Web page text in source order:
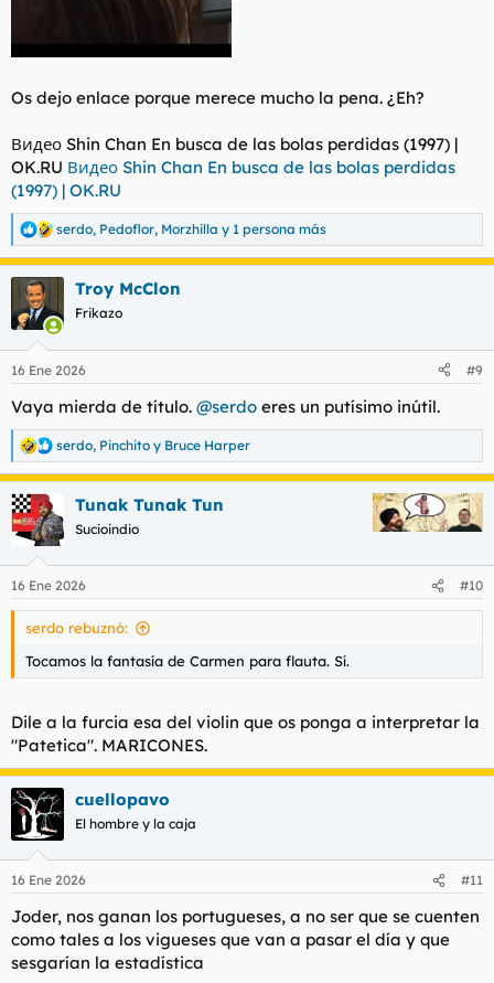
Os dejo enlace porque merece mucho la pena. ¿Eh?
Видео Shin Chan En busca de las bolas perdidas (1997) |
OK.RU Видео Shin Chan En busca de las bolas perdidas
(1997) | OK.RU
R
e
a
c
i
e
:
serdo, Pedoflor, Morzhilla y 1 persona más
Troy McClon
Frikazo
16 Ene 2026 #9
Vaya mierda de título. @serdo eres un putísimo inútil.
R
e
a
c
c
i
e
s
serdo, Pinchito y Bruce Harper
Tunak Tunak Tun
Sucioindio
16 Ene 2026 #10
serdo rebuznó:
Tocamos la fantasía de Carmen para flauta. Sí.
Dile a la furcia esa del violin que os ponga a interpretar la
"Patetica". MARICONES.
cuellopavo
El hombre y la caja
16 Ene 2026 #11
Joder, nos ganan los portugueses, a no ser que se cuenten
como tales a los vigueses que van a pasar el día y que
sesgarían la estadística